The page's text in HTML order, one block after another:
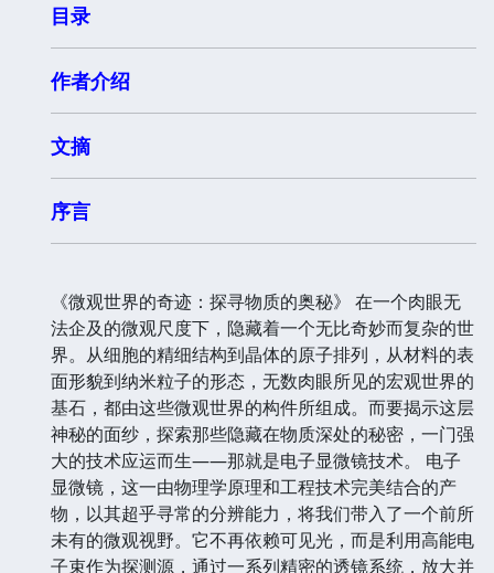
目录
作者介绍
文摘
序言
《微观世界的奇迹：探寻物质的奥秘》 在一个肉眼无
法企及的微观尺度下，隐藏着一个无比奇妙而复杂的世
界。从细胞的精细结构到晶体的原子排列，从材料的表
面形貌到纳米粒子的形态，无数肉眼所见的宏观世界的
基石，都由这些微观世界的构件所组成。而要揭示这层
神秘的面纱，探索那些隐藏在物质深处的秘密，一门强
大的技术应运而生——那就是电子显微镜技术。 电子
显微镜，这一由物理学原理和工程技术完美结合的产
物，以其超乎寻常的分辨能力，将我们带入了一个前所
未有的微观视野。它不再依赖可见光，而是利用高能电
子束作为探测源，通过一系列精密的透镜系统，放大并